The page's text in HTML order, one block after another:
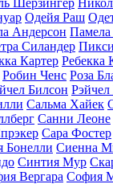
Шерзингер
Одейя Раш
Андерсон Памела
Силандер
Картер Ребекка
Робин Ченс Роза
Билсон
Сальма Хайек
Санни Леоне
Сара Фостер
Бонелли Сиенна
Синтия Мур
Вергара София